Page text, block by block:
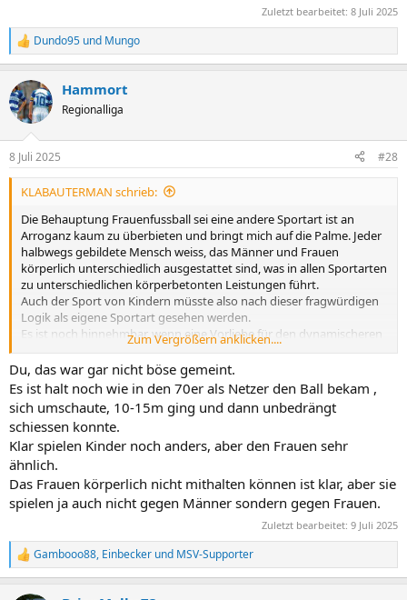
Zuletzt bearbeitet: 8 Juli 2025
R
e
k
t
i
e
n
Dundo95 und Mungo
Hammort
Regionalliga
8 Juli 2025 #28
KLABAUTERMAN schrieb:
Die Behauptung Frauenfussball sei eine andere Sportart ist an
Arroganz kaum zu überbieten und bringt mich auf die Palme. Jeder
halbwegs gebildete Mensch weiss, das Männer und Frauen
körperlich unterschiedlich ausgestattet sind, was in allen Sportarten
zu unterschiedlichen körperbetonten Leistungen führt.
Auch der Sport von Kindern müsste also nach dieser fragwürdigen
Logik als eigene Sportart gesehen werden.
Es ist noch hinnehmbar, wenn eine Vorliebe für den dynamischeren
Fussball der Männer besteht, doch die Frauen haben bei echten
Experten allen Respekt verdient und dies zeigt sich auch eindeutig
in der stets wachsenden Resonanz.
Zum Vergrößern anklicken....
Du, das war gar nicht böse gemeint.
Es ist halt noch wie in den 70er als Netzer den Ball bekam ,
sich umschaute, 10-15m ging und dann unbedrängt
schiessen konnte.
Klar spielen Kinder noch anders, aber den Frauen sehr
ähnlich.
Das Frauen körperlich nicht mithalten können ist klar, aber sie
spielen ja auch nicht gegen Männer sondern gegen Frauen.
Zuletzt bearbeitet: 9 Juli 2025
R
e
Gambooo88, Einbecker und MSV-Supporter